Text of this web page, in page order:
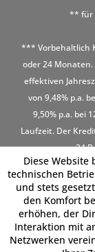
** für
*** Vorbehaltlich
oder 24
effektiven
von 9,48% p.a.
9,50% p.a. bei
Laufzeit. Der
24
Diese Website
technischen
und stets
den Komfort
erhöhen, der
Interaktion mit
Netzwerken